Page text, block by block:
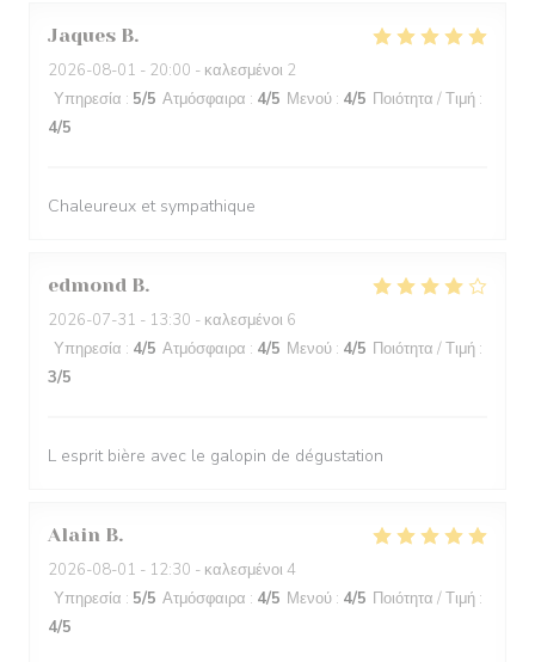
Jaques B
2026-08-01 - 20:00 - καλεσμένοι 2
Υπηρεσία : 5/5 Ατμόσφαιρα : 4/5 Μενού : 4/5 Ποιότητα / Τιμή :
4/5
Chaleureux et sympathique
edmond B
2026-07-31 - 13:30 - καλεσμένοι 6
Υπηρεσία : 4/5 Ατμόσφαιρα : 4/5 Μενού : 4/5 Ποιότητα / Τιμή :
3/5
L esprit bière avec le galopin de dégustation
Alain B
2026-08-01 - 12:30 - καλεσμένοι 4
Υπηρεσία : 5/5 Ατμόσφαιρα : 4/5 Μενού : 4/5 Ποιότητα / Τιμή :
4/5